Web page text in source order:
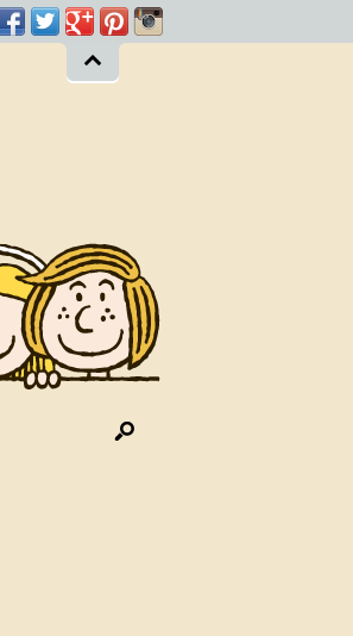
Facebook
TwitterGoogleplus
Pinterest